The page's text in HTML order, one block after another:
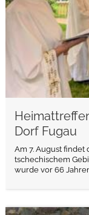
Dorf Fugau
Am 7. August findet
tschechischem
wurde vor 66